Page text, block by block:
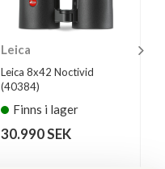
Leica
Leica 8x42 Noctivid
(40384)
Finns i lager
30.990 SEK